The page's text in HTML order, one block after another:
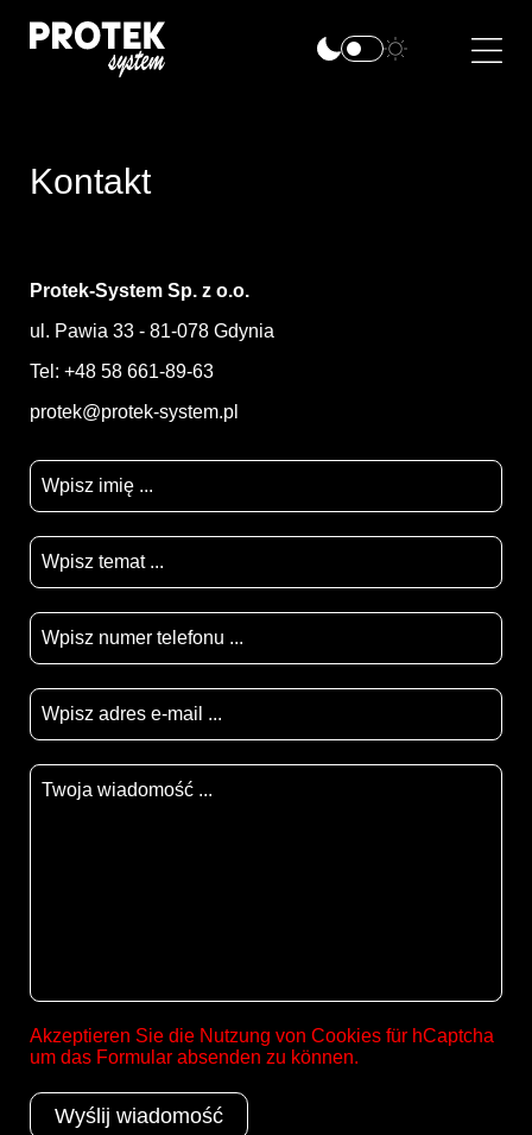
Kontakt
Protek-System Sp. z o.o.
ul. Pawia 33 - 81-078 Gdynia
Tel: +48 58 661-89-63
protek@protek-system.pl
Akzeptieren Sie die Nutzung von Cookies für hCaptcha
um das Formular absenden zu können.